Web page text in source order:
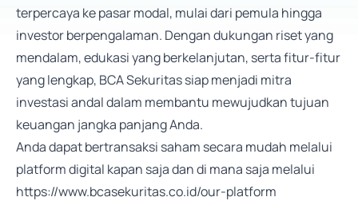
terpercaya ke pasar modal, mulai dari pemula hingga
investor berpengalaman. Dengan dukungan riset yang
mendalam, edukasi yang berkelanjutan, serta fitur-fitur
yang lengkap, BCA Sekuritas siap menjadi mitra
investasi andal dalam membantu mewujudkan tujuan
keuangan jangka panjang Anda.
Anda dapat bertransaksi saham secara mudah melalui
platform digital kapan saja dan di mana saja melalui
https://www.bcasekuritas.co.id/our-platform